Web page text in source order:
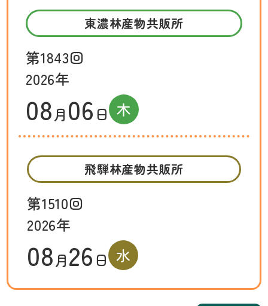
東濃林産物共販所
第1843回
2026年
08月 06 日 木
飛騨林産物共販所
第1510回
2026年
08月26 日 水